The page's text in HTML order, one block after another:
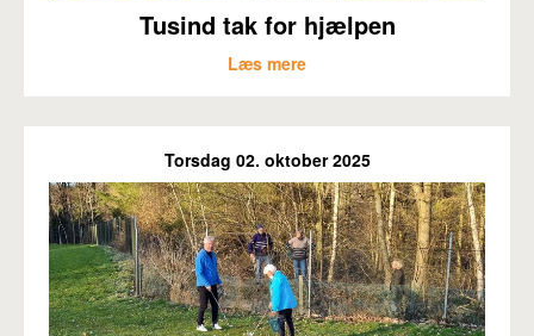
Tusind tak for hjælpen
Læs mere
Torsdag 02. oktober 2025